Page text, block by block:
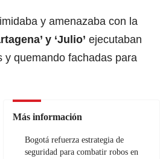
y amenazaba con la
y ‘Julio’ ejecutaban
y quemando fachadas para
Más información
Bogotá refuerza estrategia de
seguridad para combatir robos en